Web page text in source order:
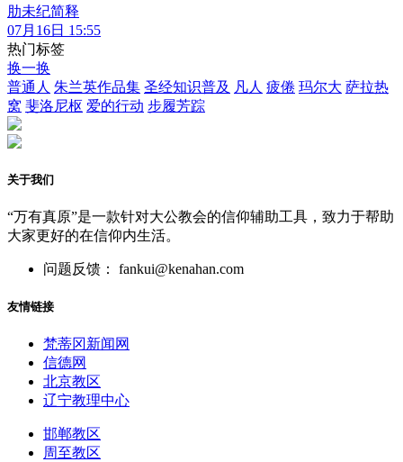
肋未纪简释
07月16日 15:55
热门标签
换一换
普通人 朱兰英作品集 圣经知识普及 凡人 疲倦 玛尔大 萨拉热
窝 斐洛尼枢 爱的行动 步履芳踪
关于我们
“万有真原”是一款针对大公教会的信仰辅助工具，致力于帮助
大家更好的在信仰内生活。
问题反馈： fankui@kenahan.com
友情链接
梵蒂冈新闻网
信德网
北京教区
辽宁教理中心
邯郸教区
周至教区